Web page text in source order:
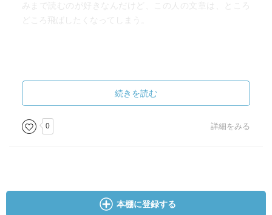
みまで読むのが好きなんだけど、この人の文章は、ところ
どころ飛ばしたくなってしまう。
続きを読む
0 詳細をみる
本棚に登録する